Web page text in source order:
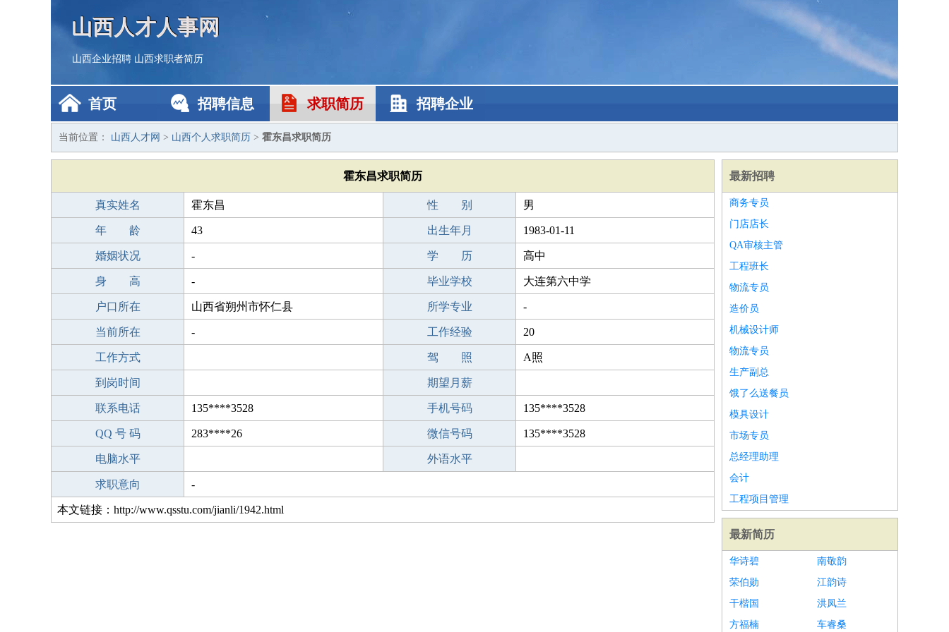
山西人才人事网
山西企业招聘 山西求职者简历
首页 招聘信息 求职简历 招聘企业
当前位置： 山西人才网 > 山西个人求职简历 > 霍东昌求职简历
霍东昌求职简历
真实姓名 霍东昌 性 别 男
年 龄 43 出生年月 1983-01-11
婚姻状况 - 学 历 高中
身 高 - 毕业学校 大连第六中学
户口所在 山西省朔州市怀仁县 所学专业 -
当前所在 - 工作经验 20
工作方式 驾 照 A照
到岗时间 期望月薪
联系电话 135****3528 手机号码 135****3528
QQ 号 码 283****26 微信号码 135****3528
电脑水平 外语水平
求职意向 -
本文链接：http://www.qsstu.com/jianli/1942.html
最新招聘
商务专员
门店店长
QA审核主管
工程班长
物流专员
造价员
机械设计师
物流专员
生产副总
饿了么送餐员
模具设计
市场专员
总经理助理
会计
工程项目管理
最新简历
华诗碧
南敬韵
荣伯勋
江韵诗
干楷国
洪凤兰
方福楠
车睿桑